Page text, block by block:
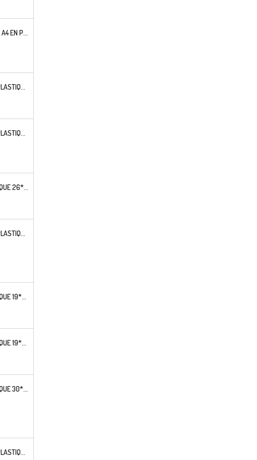
POCHOIR LETTRE A4 EN PLASTIQUE MYLAR ALPHABET RACINE 30 MM
POCHOIR A4 EN PLASTIQUE MYLAR ALPHABET LETTRE TYPO SEGOE 25 MM
POCHOIR A4 EN PLASTIQUE MYLAR CUISINE RECETTE ALPHABET LETTRE 15 MM
POCHOIR PLASTIQUE 26*18CM : ALPHABET (14)
POCHOIR A4 EN PLASTIQUE MYLAR ALPHABET LETTRE TYPO CHARLEMAGNE
POCHOIR PLASTIQUE 19*6CM : THÈME ENFANT (02)
POCHOIR PLASTIQUE 19*6CM : FEUILLE ET FLEURS
POCHOIR PLASTIQUE 30*21CM : ALPHABET (02)
POCHOIR A4 EN PLASTIQUE MYLAR ALPHABET LETTRE TYPO RAVIE 30 MM